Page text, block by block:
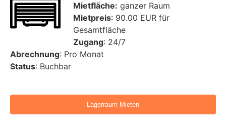
Mietfläche: ganzer Raum
Mietpreis: 90.00 EUR für
Gesamtfläche
Zugang: 24/7
Abrechnung: Pro Monat
Status: Buchbar